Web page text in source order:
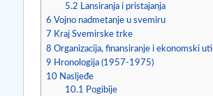
5.2 Lansiranja i pristajanja
6 Vojno nadmetanje u svemiru
7 Kraj Svemirske trke
8 Organizacija, finansiranje i ekonomski
9 Hronologija (1957-1975)
10 Nasljeđe
10.1 Pogibije